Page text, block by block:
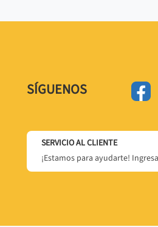
SÍGUENOS
SERVICIO AL CLIENTE
¡Estamos para ayudarte!